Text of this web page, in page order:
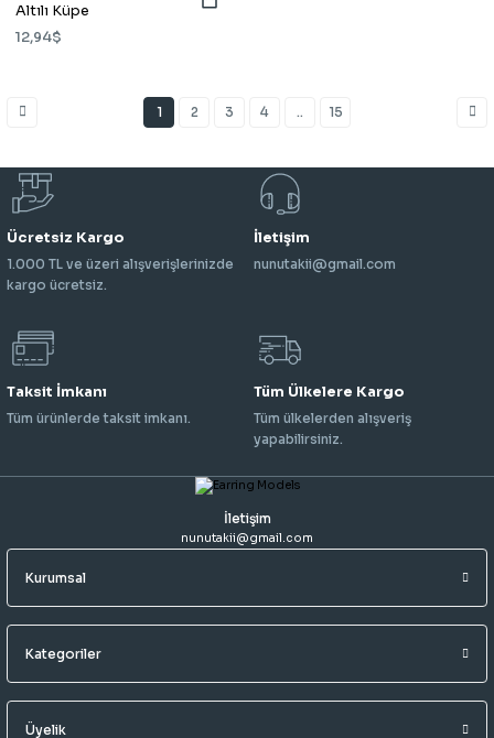
Altılı Küpe
12,94$
1 2 3 4 .. 15
Ücretsiz Kargo
1.000 TL ve üzeri alışverişlerinizde
kargo ücretsiz.
İletişim
nunutakii@gmail.com
Taksit İmkanı
Tüm ürünlerde taksit imkanı.
Tüm Ülkelere Kargo
Tüm ülkelerden alışveriş
yapabilirsiniz.
İletişim
nunutakii@gmail.com
Kurumsal
Kategoriler
Üyelik